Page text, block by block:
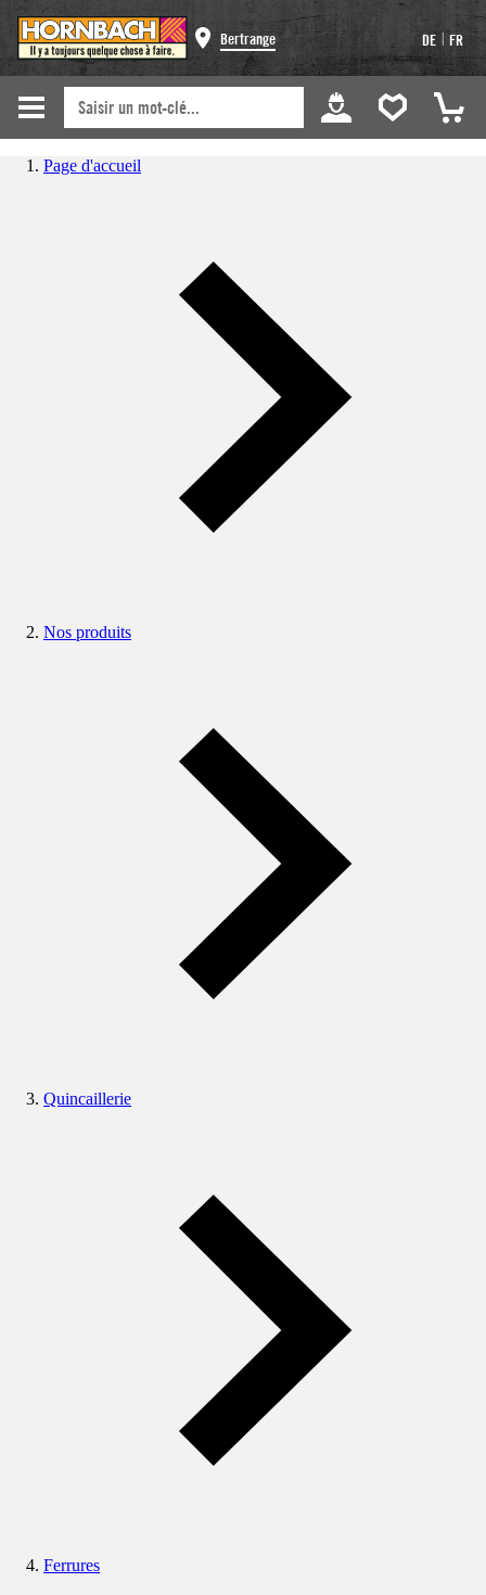
Bertrange DE | FR
Page d'accueil
Nos produits
Quincaillerie
Ferrures